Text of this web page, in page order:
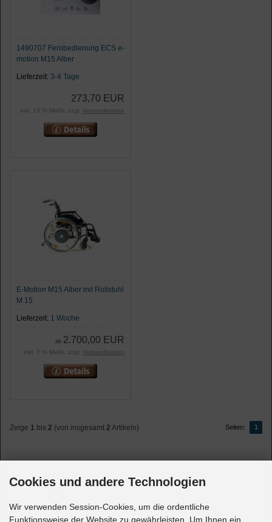
1490707 Fernbedienung ECS e-
motion M15 Alber
Lieferzeit: 3-4 Tage
273,70 EUR
inkl. 19 % MwSt. zzgl. Versandkosten
E-Motion M15 Alber mit Rollstuhl
M 15
Lieferzeit: 1 Woche
ab 2.700,00 EUR
inkl. 7 % MwSt. zzgl. Versandkosten
Zeige 1 bis 2 (von insgesamt 2 Artikeln) Seiten: 1
Cookies und andere Technologien
Wir verwenden Session-Cookies, um die ordentliche
Funktionsweise der Website zu gewährleisten. Um Ihnen ein